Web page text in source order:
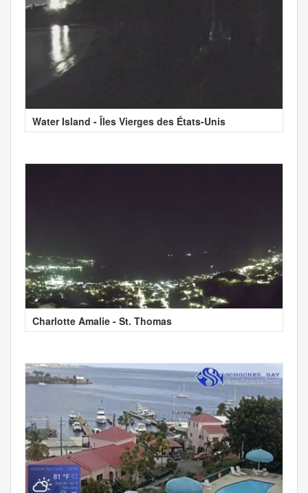
Water Island - Îles Vierges des États-Unis
Charlotte Amalie - St. Thomas